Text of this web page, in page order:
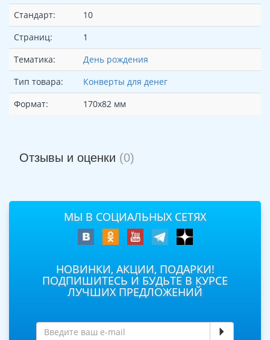
Стандарт:
10
Страниц:
1
Тематика:
День рождения
Тип товара:
Конверты для денег
Формат:
170х82 мм
Отзывы и оценки (0)
МЫ В СОЦИАЛЬНЫХ СЕТЯХ
НОВИНКИ, АКЦИИ, ПОДАРКИ!
ПОДПИШИТЕСЬ И БУДЬТЕ В КУРСЕ
ЛУЧШИХ ПРЕДЛОЖЕНИЙ